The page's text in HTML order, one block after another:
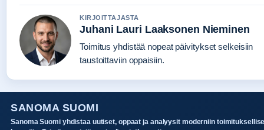
KIRJOITTAJASTA
Juhani Lauri Laaksonen Nieminen
Toimitus yhdistää nopeat päivitykset selkeisiin
taustoittaviin oppaisiin.
SANOMA SUOMI
Sanoma Suomi yhdistaa uutiset, oppaat ja analyysit moderniin